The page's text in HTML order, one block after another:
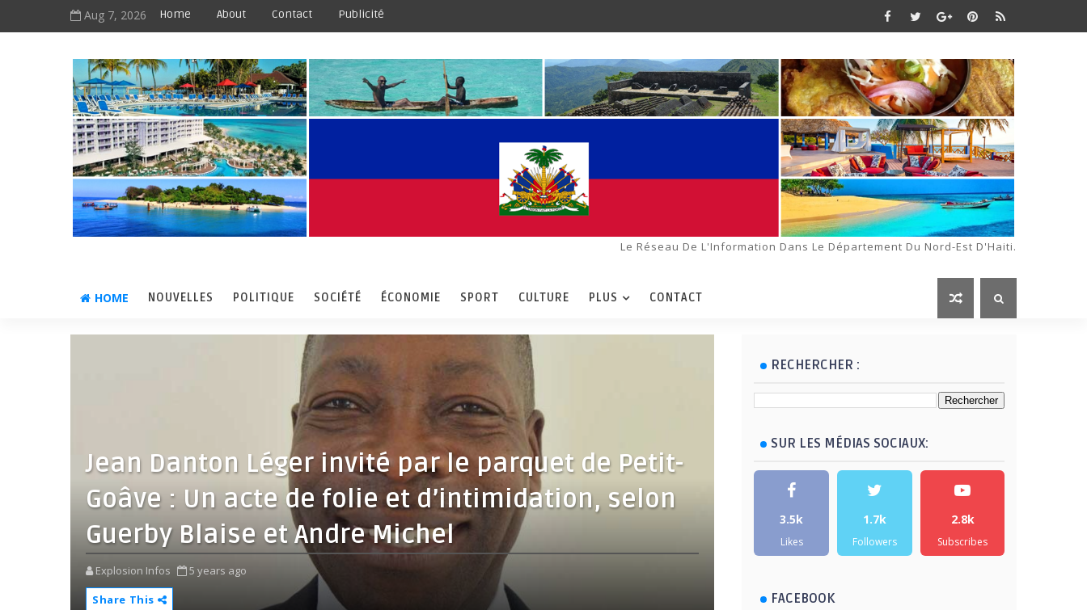
Aug 7, 2026 Home About Contact Publicité
Le Réseau De L'Information Dans Le Département Du Nord-Est D'Haiti.
HOME NOUVELLES POLITIQUE SOCIÉTÉ ÉCONOMIE SPORT CULTURE PLUS CONTACT
Jean Danton Léger invité par le parquet de Petit-
Goâve : Un acte de folie et d’intimidation, selon
Guerby Blaise et Andre Michel
Explosion Infos
5 years ago
Share This
RECHERCHER :
SUR LES MÉDIAS SOCIAUX:
3.5k
Likes
1.7k
Followers
2.8k
Subscribes
FACEBOOK